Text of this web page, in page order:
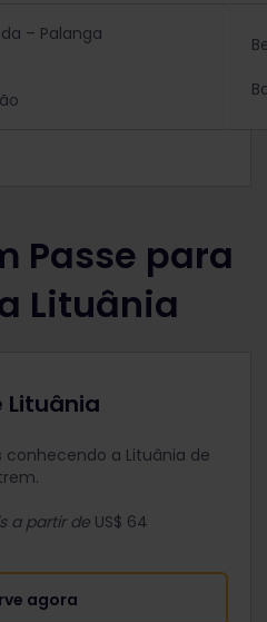
– Palanga
Passe para
Lituânia
Lituânia
conhecendo a Lituânia de
a partir deUS$ 64
agora